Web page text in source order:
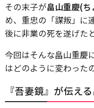
その末子が畠山重慶(
め、重忠の「謀叛」に
後に非業の死を遂げた
今回はそんな畠山重慶
はどのように変わった
『吾妻鏡』が伝え